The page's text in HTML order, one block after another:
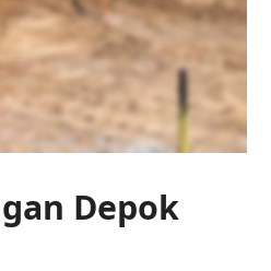
Depok